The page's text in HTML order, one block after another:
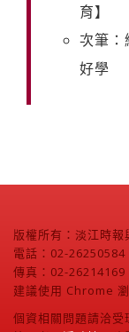
育】
次筆：
好學
版權所有：淡江時報
電話：02-26250584
傳真：02-26214169
建議使用 Chrome
個資相關問題請洽